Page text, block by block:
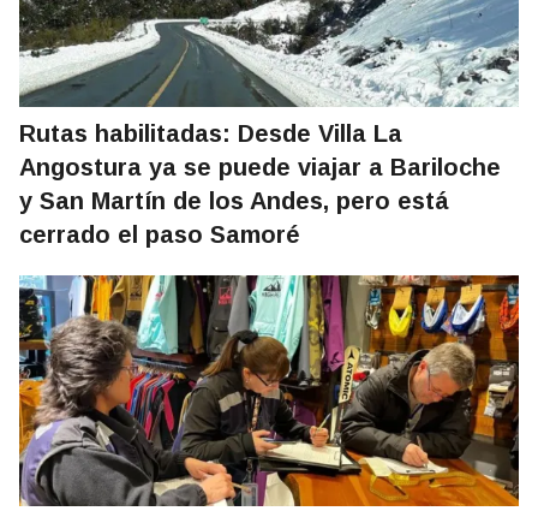
Rutas habilitadas: Desde Villa La
Angostura ya se puede viajar a Bariloche
y San Martín de los Andes, pero está
cerrado el paso Samoré